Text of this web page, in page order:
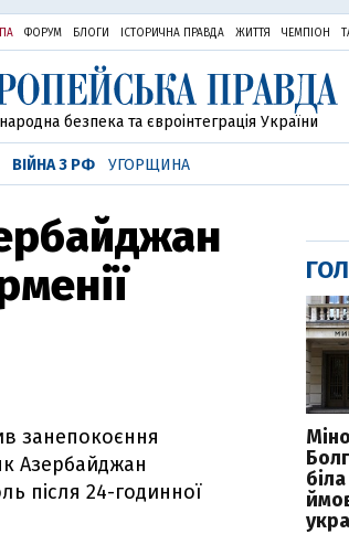
ФОРУМ БЛОГИ ІСТОРИЧНА ПРАВДА ЖИТТЯ ЧЕМПІОН
безпека та євроінтеграція України
ВІЙНА З РФ УГОРЩИНА
занепокоєння
Азербайджан
після 24-годинної